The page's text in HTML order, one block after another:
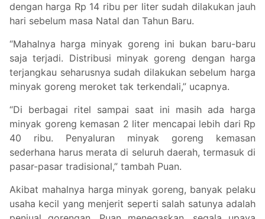
dengan harga Rp 14 ribu per liter sudah dilakukan jauh
hari sebelum masa Natal dan Tahun Baru.
“Mahalnya harga minyak goreng ini bukan baru-baru
saja terjadi. Distribusi minyak goreng dengan harga
terjangkau seharusnya sudah dilakukan sebelum harga
minyak goreng meroket tak terkendali,” ucapnya.
“Di berbagai ritel sampai saat ini masih ada harga
minyak goreng kemasan 2 liter mencapai lebih dari Rp
40 ribu. Penyaluran minyak goreng kemasan
sederhana harus merata di seluruh daerah, termasuk di
pasar-pasar tradisional,” tambah Puan.
Akibat mahalnya harga minyak goreng, banyak pelaku
usaha kecil yang menjerit seperti salah satunya adalah